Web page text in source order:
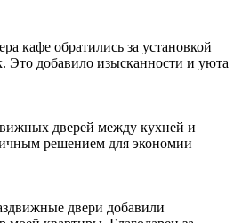
кафе обратились за установкой
Это добавило изысканности и уюта
дверей между кухней и
решением для экономии
двери добавили